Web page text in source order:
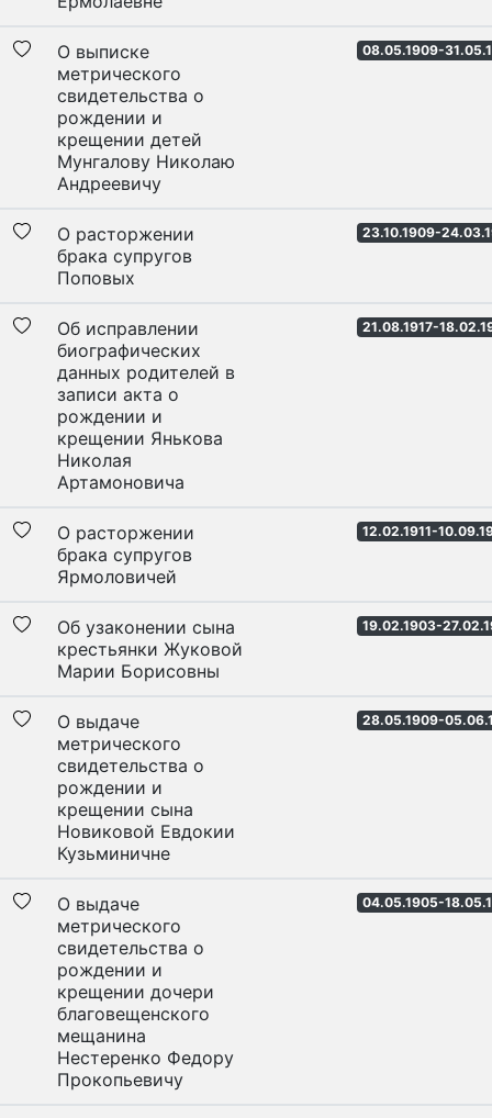
О выписке
метрического
свидетельства о
рождении и
крещении детей
Мунгалову Николаю
Андреевичу
08.05.1909-
О расторжении
брака супругов
Поповых
23.10.1909-
Об исправлении
биографических
данных родителей в
записи акта о
рождении и
крещении Янькова
Николая
Артамоновича
21.08.1917-
О расторжении
брака супругов
Ярмоловичей
12.02.1911-
Об узаконении сына
крестьянки Жуковой
Марии Борисовны
19.02.1903-
О выдаче
метрического
свидетельства о
рождении и
крещении сына
Новиковой Евдокии
Кузьминичне
28.05.1909-
О выдаче
метрического
свидетельства о
рождении и
крещении дочери
благовещенского
мещанина
Нестеренко Федору
Прокопьевичу
04.05.1905-